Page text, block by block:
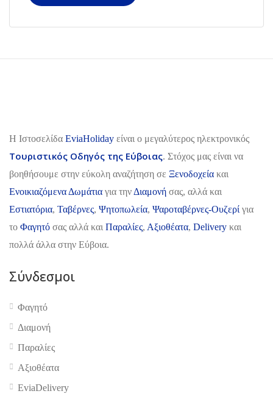
H Ιστοσελίδα EviaHoliday είναι ο μεγαλύτερος ηλεκτρονικός
Τουριστικός Οδηγός της Εύβοιας. Στόχος μας είναι να
βοηθήσουμε στην εύκολη αναζήτηση σε Ξενοδοχεία και
Ενοικιαζόμενα Δωμάτια για την Διαμονή σας, αλλά και
Εστιατόρια, Ταβέρνες, Ψητοπωλεία, Ψαροταβέρνες-Ουζερί για
το Φαγητό σας αλλά και Παραλίες, Αξιοθέατα, Delivery και
πολλά άλλα στην Εύβοια.
Σύνδεσμοι
Φαγητό
Διαμονή
Παραλίες
Αξιοθέατα
EviaDelivery